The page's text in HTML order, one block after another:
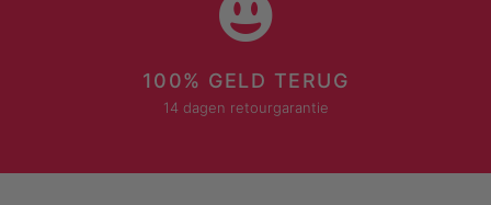
100% GELD TERUG
14 dagen retourgarantie